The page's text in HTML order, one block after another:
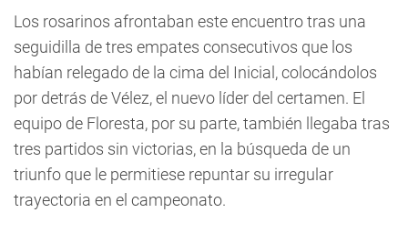
Los rosarinos afrontaban este encuentro tras una
seguidilla de tres empates consecutivos que los
habían relegado de la cima del Inicial, colocándolos
por detrás de Vélez, el nuevo líder del certamen. El
equipo de Floresta, por su parte, también llegaba tras
tres partidos sin victorias, en la búsqueda de un
triunfo que le permitiese repuntar su irregular
trayectoria en el campeonato.